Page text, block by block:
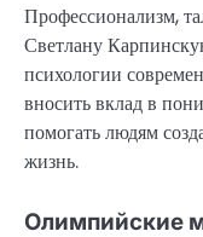
Профессионализм,
Светлану
психологии
вносить вклад в
помогать людям
жизнь.
Олимпийские